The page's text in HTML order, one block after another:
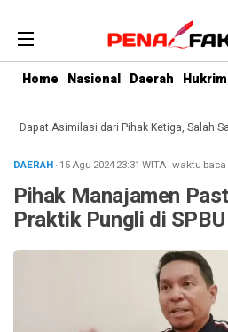
Home Nasional Daerah Hukrim
Asimilasi dari Pihak Ketiga, Salah
DAERAH· 15 Agu 202423:31 WITA·waktu baca
Pihak Manajamen
Praktik Pungli di